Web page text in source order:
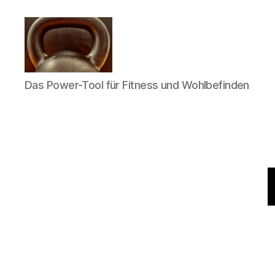
Meine
Reise
Das Power-Tool für Fitness und Wohlbefinden